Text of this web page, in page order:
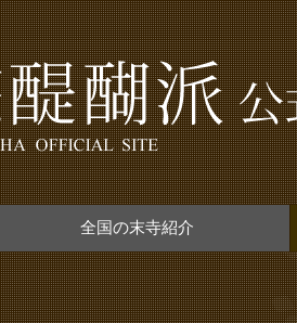
全国の末寺紹介